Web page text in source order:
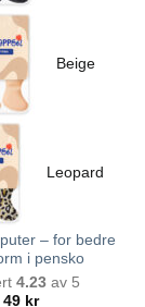
Beige
Leopard
– for bedre
i pensko
4.23 av 5
49 kr